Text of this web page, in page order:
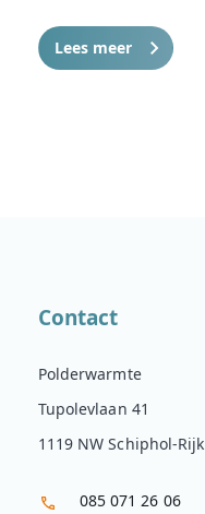
Lees meer
Contact
Polderwarmte
Tupolevlaan 41
1119 NW Schiphol-Rijk
085 071 26 06